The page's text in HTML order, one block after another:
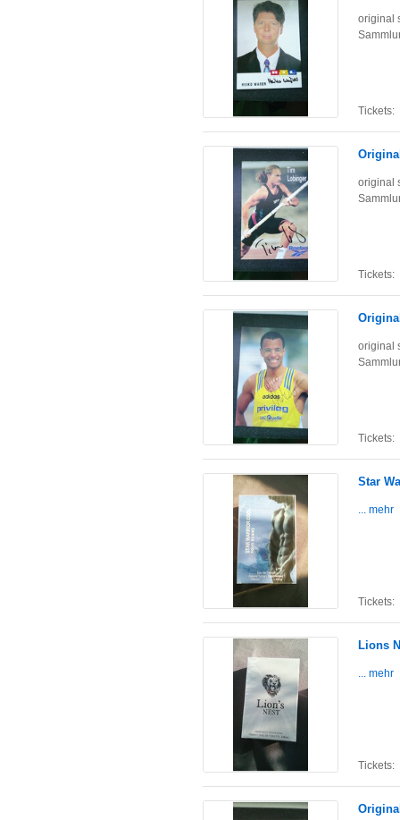
original
Tickets:
original
Tickets:
original
Tickets:
Star
... mehr
Tickets:
Lions
... mehr
Tickets: